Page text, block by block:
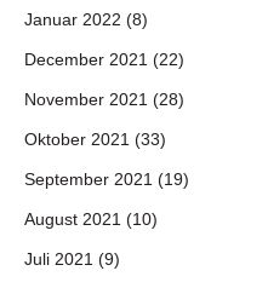
Januar 2022 (8)
December 2021 (22)
November 2021 (28)
Oktober 2021 (33)
September 2021 (19)
August 2021 (10)
Juli 2021 (9)